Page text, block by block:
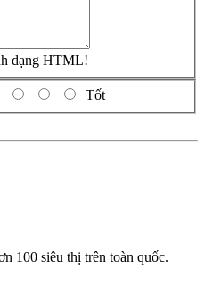
dạng HTML!
Tốt
100 siêu thị trên toàn quốc.